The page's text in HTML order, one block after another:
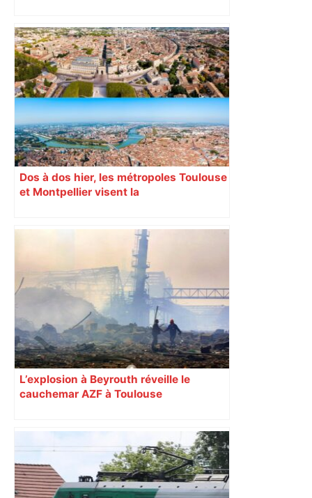
Dos à dos hier, les métropoles Toulouse
et Montpellier visent la
L’explosion à Beyrouth réveille le
cauchemar AZF à Toulouse